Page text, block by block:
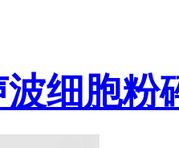
波细胞